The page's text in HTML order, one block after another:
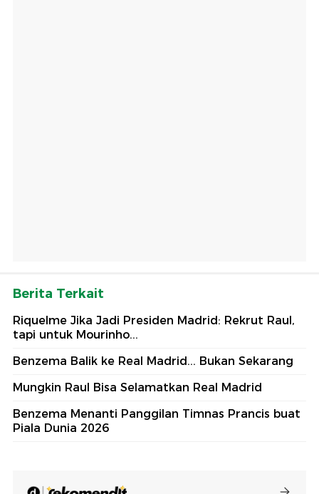
Berita Terkait
Riquelme Jika Jadi Presiden Madrid: Rekrut Raul,
tapi untuk Mourinho...
Benzema Balik ke Real Madrid... Bukan Sekarang
Mungkin Raul Bisa Selamatkan Real Madrid
Benzema Menanti Panggilan Timnas Prancis buat
Piala Dunia 2026